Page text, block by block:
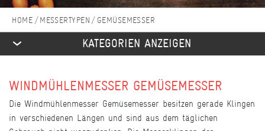
MESSERTYPEN GEMÜSEMESSER
KATEGORIEN ANZEIGEN
WINDMÜHLENMESSER GEMÜSEMESSER
Die Windmühlenmesser Gemüsemesser besitzen gerade Klingen
in verschiedenen Längen und sind aus dem täglichen